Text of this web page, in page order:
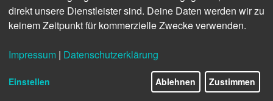
direkt unsere Dienstleister sind. Deine Daten werden wir zu
keinem Zeitpunkt für kommerzielle Zwecke verwenden.
Impressum | Datenschutzerklärung
Einstellen Ablehnen Zustimmen